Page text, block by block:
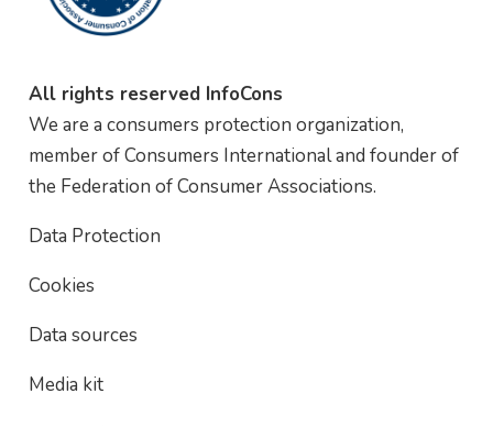
All rights reserved InfoCons
We are a consumers protection organization,
member of Consumers International and founder of
the Federation of Consumer Associations.
Data Protection
Cookies
Data sources
Media kit